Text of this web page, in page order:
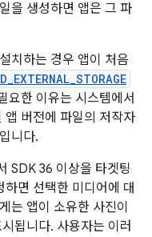
을 생성하면 앱은 그 파
치하는 경우 앱이 처음
요한 이유는 시스템에서
앱 버전에 파일의 저작자
니다.
SDK 36 이상을 타겟팅
면 선택한 미디어에 대
는 앱이 소유한 사진이
됩니다. 사용자는 이러